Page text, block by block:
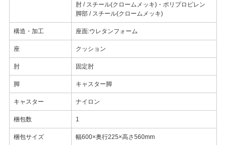
肘 / スチール(クロームメッキ)・ポリプロピレン
脚部 / スチール(クロームメッキ)
構造・加工 座面:ウレタンフォーム
座 クッション
肘 固定肘
脚 キャスター脚
キャスター ナイロン
梱包数 1
梱包サイズ 幅600×奥行225×高さ560mm